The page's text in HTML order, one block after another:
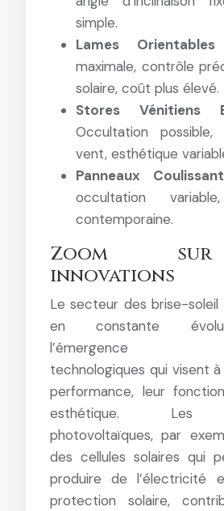
simple.
Lames
maximale, contrôle
solaire, coût plus élevé.
Stores Vénitiens
Occultation possible,
vent, esthétique
Panneaux
occultation
contemporaine.
Zoom
innovations
Le secteur des brise-
en constante
l’émergence
technologiques qui visent
performance, leur
esthétique. Les
photovoltaïques, par
des cellules solaires qui
produire de l’électricité
protection solaire,